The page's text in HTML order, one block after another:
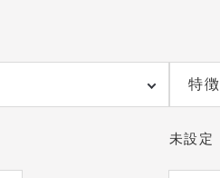
特徴
未設定